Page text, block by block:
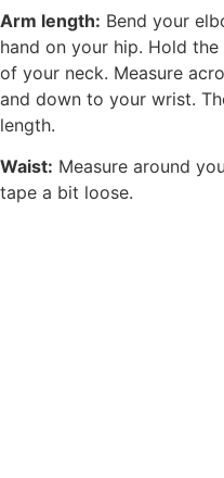
Arm length: Bend your
hand on your hip. Hold
of your neck. Measure
and down to your wrist.
length.
Waist: Measure around
tape a bit loose.